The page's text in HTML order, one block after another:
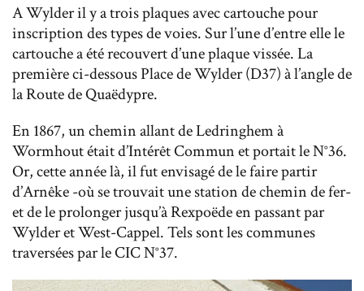
A Wylder il y a trois plaques avec cartouche pour
inscription des types de voies. Sur l’une d’entre elle le
cartouche a été recouvert d’une plaque vissée. La
première ci-dessous Place de Wylder (D37) à l’angle de
la Route de Quaëdypre.
En 1867, un chemin allant de Ledringhem à
Wormhout était d’Intérêt Commun et portait le N°36.
Or, cette année là, il fut envisagé de le faire partir
d’Arnêke -où se trouvait une station de chemin de fer-
et de le prolonger jusqu’à Rexpoëde en passant par
Wylder et West-Cappel. Tels sont les communes
traversées par le CIC N°37.